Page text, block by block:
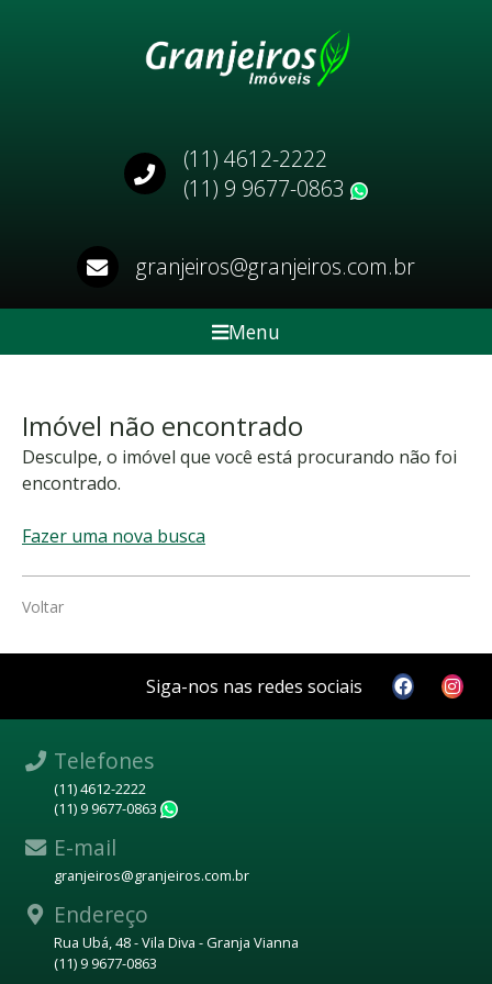
(11) 4612-2222
(11) 9 9677-0863
granjeiros@granjeiros.com.br
Menu
Imóvel não encontrado
Desculpe, o imóvel que você está procurando não foi
encontrado.
Fazer uma nova busca
Voltar
Siga-nos nas redes sociais
Telefones
(11) 4612-2222
(11) 9 9677-0863
E-mail
granjeiros@granjeiros.com.br
Endereço
Rua Ubá, 48 - Vila Diva - Granja Vianna
(11) 9 9677-0863